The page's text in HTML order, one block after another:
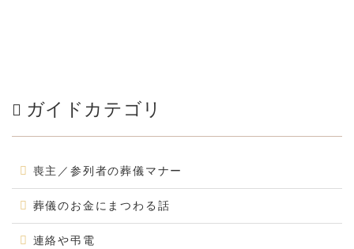
ガイドカテゴリ
喪主／参列者の葬儀マナー
葬儀のお金にまつわる話
連絡や弔電